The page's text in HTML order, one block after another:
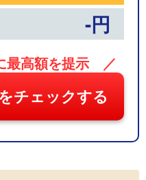
-円
最高額を提示 ／
チェックする